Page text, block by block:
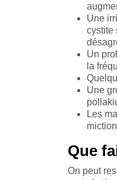
Une
cystite
Un
la
Une
Les
Que
On peut